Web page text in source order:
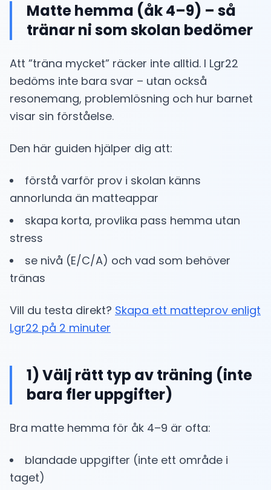
Matte hemma (åk 4–9) – så
tränar ni som skolan bedömer
Att ”träna mycket” räcker inte alltid. I Lgr22
bedöms inte bara svar – utan också
resonemang, problemlösning och hur barnet
visar sin förståelse.
Den här guiden hjälper dig att:
förstå varför prov i skolan känns
annorlunda än matteappar
skapa korta, provlika pass hemma utan
stress
se nivå (E/C/A) och vad som behöver
tränas
Vill du testa direkt? Skapa ett matteprov enligt
Lgr22 på 2 minuter
1) Välj rätt typ av träning (inte
bara fler uppgifter)
Bra matte hemma för åk 4–9 är ofta:
blandade uppgifter (inte ett område i
taget)